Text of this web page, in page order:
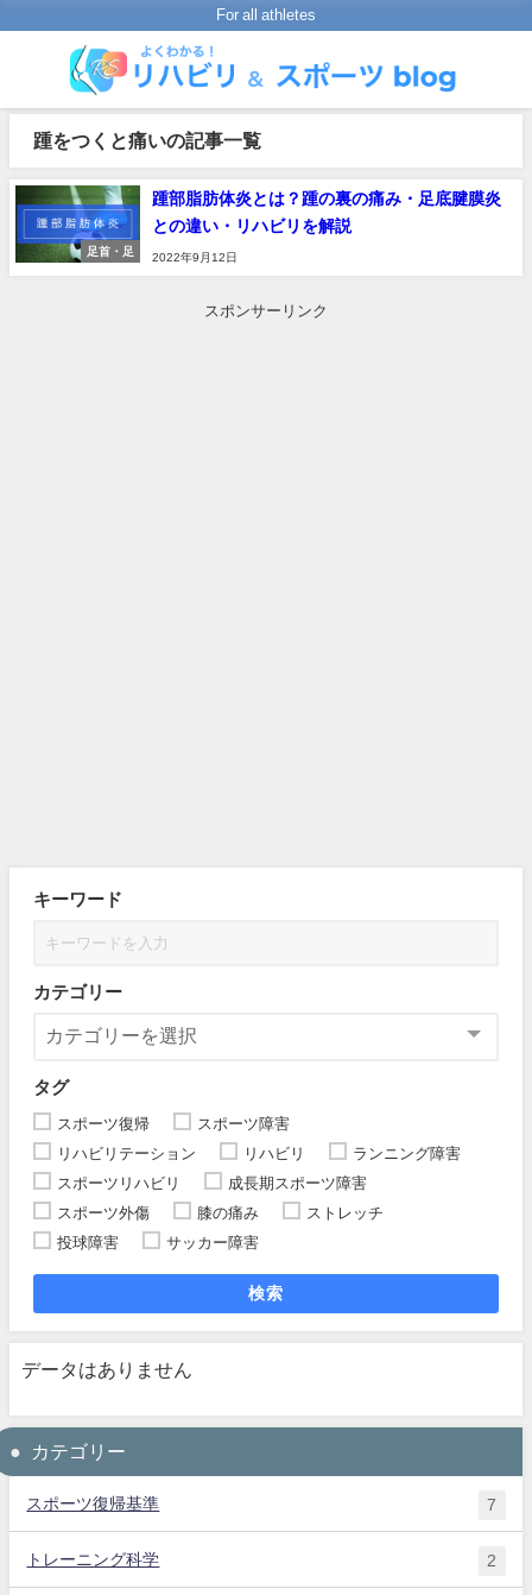
For all athletes
踵をつくと痛いの記事一覧
足首・足
踵部脂肪体炎とは？踵の裏の痛み・足底腱膜炎
との違い・リハビリを解説
2022年9月12日
スポンサーリンク
キーワード
カテゴリー
タグ
スポーツ復帰
スポーツ障害
リハビリテーション
リハビリ
ランニング障害
スポーツリハビリ
成長期スポーツ障害
スポーツ外傷
膝の痛み
ストレッチ
投球障害
サッカー障害
検索
データはありません
カテゴリー
スポーツ復帰基準 7
トレーニング科学 2